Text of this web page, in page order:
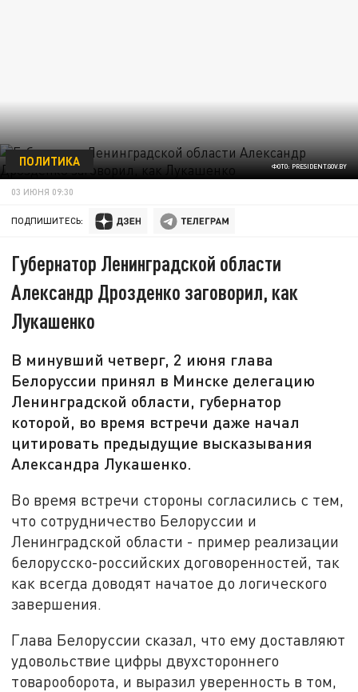
ФОТО: PRESIDENT.GOV.BY
ПОЛИТИКА
03 ИЮНЯ 09:30
ПОДПИШИТЕСЬ:
Губернатор Ленинградской области
Александр Дрозденко заговорил, как
Лукашенко
В минувший четверг, 2 июня глава
Белоруссии принял в Минске делегацию
Ленинградской области, губернатор
которой, во время встречи даже начал
цитировать предыдущие высказывания
Александра Лукашенко.
Во время встречи стороны согласились с тем,
что сотрудничество Белоруссии и
Ленинградской области - пример реализации
белорусско-российских договоренностей, так
как всегда доводят начатое до логического
завершения.
Глава Белоруссии сказал, что ему доставляют
удовольствие цифры двухстороннего
товарооборота, и выразил уверенность в том,